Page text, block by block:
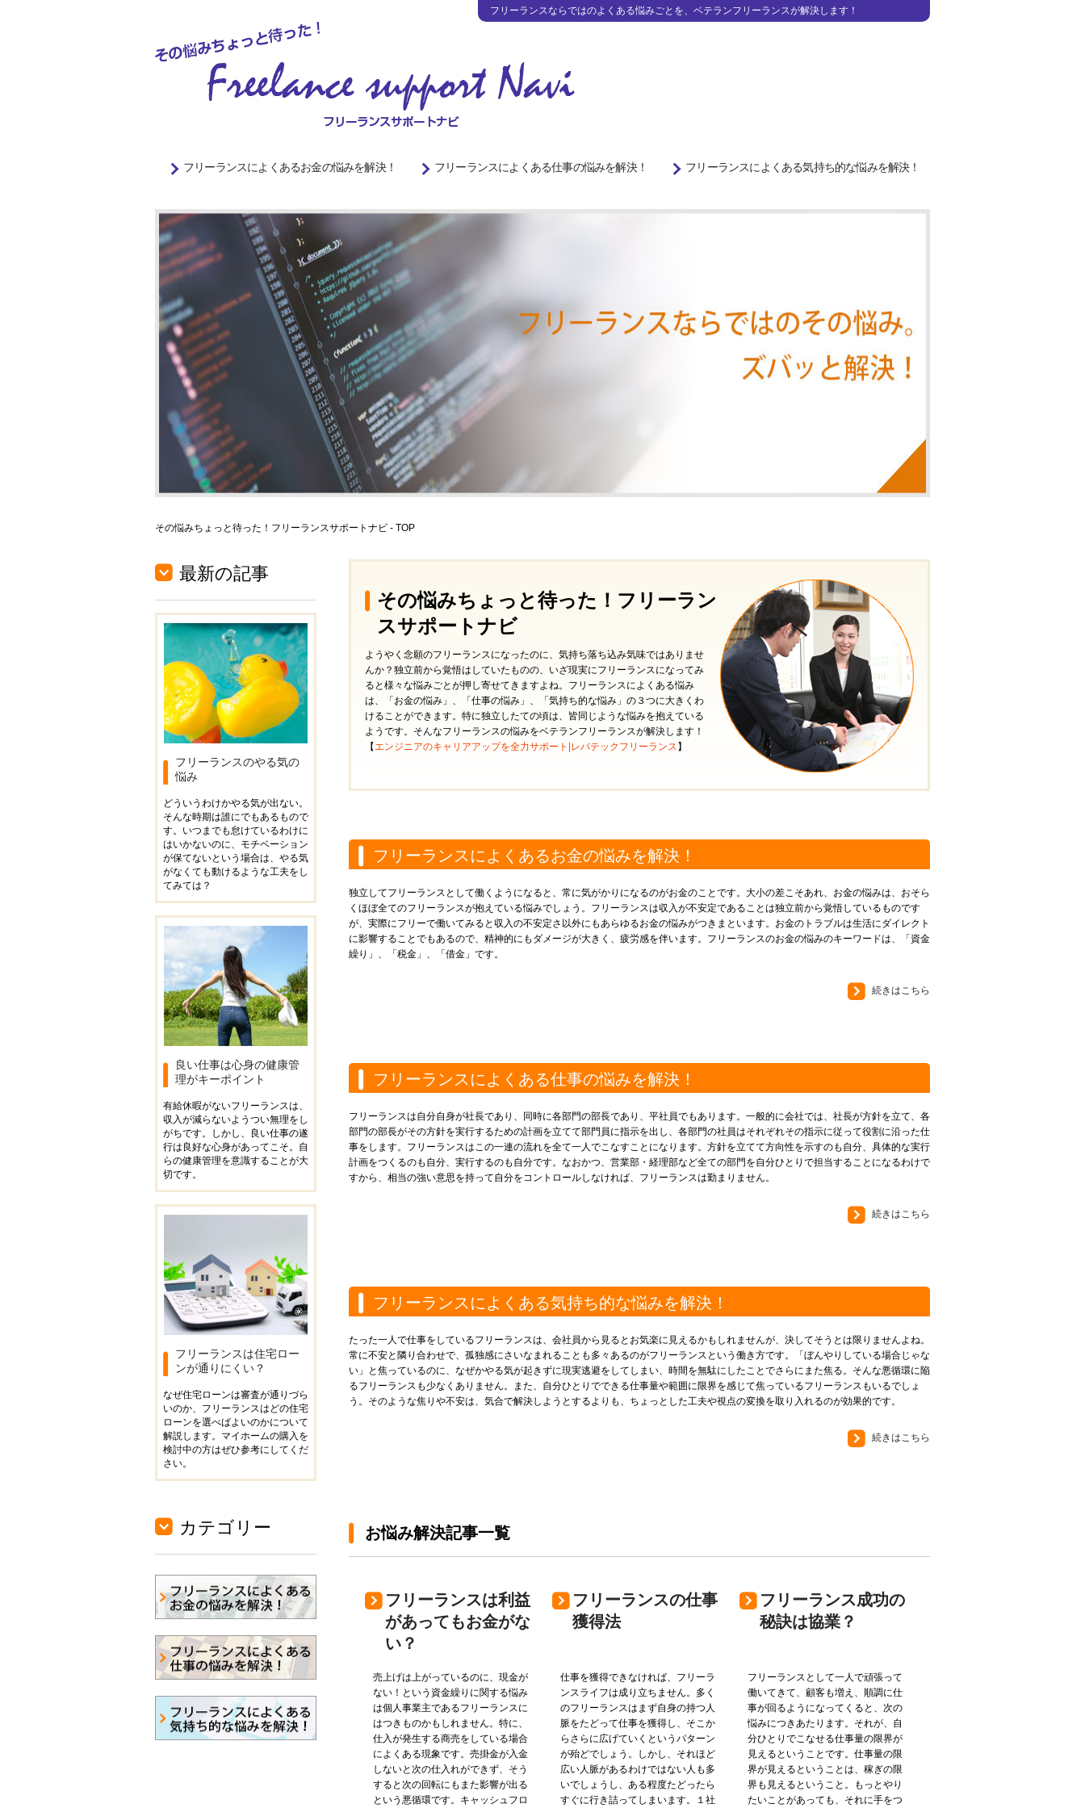
フリーランスならではのよくある悩みごとを、ベテランフリーランスが解決します！
フリーランスによくあるお金の悩みを解決！ フリーランスによくある仕事の悩みを解決！ フリーランスによくある気持ち的な悩みを解決！
その悩みちょっと待った！フリーランスサポートナビ - TOP
最新の記事
フリーランスのやる気の
悩み
どういうわけかやる気が出ない。
そんな時期は誰にでもあるもので
す。いつまでも怠けているわけに
はいかないのに、モチベーション
が保てないという場合は、やる気
がなくても動けるような工夫をし
てみては？
良い仕事は心身の健康管
理がキーポイント
有給休暇がないフリーランスは、
収入が減らないようつい無理をし
がちです。しかし、良い仕事の遂
行は良好な心身があってこそ。自
らの健康管理を意識することが大
切です。
フリーランスは住宅ロー
ンが通りにくい？
なぜ住宅ローンは審査が通りづら
いのか、フリーランスはどの住宅
ローンを選べばよいのかについて
解説します。マイホームの購入を
検討中の方はぜひ参考にしてくだ
さい。
カテゴリー
その悩みちょっと待った！フリーラン
スサポートナビ
ようやく念願のフリーランスになったのに、気持ち落ち込み気味ではありませ
んか？独立前から覚悟はしていたものの、いざ現実にフリーランスになってみ
ると様々な悩みごとが押し寄せてきますよね。フリーランスによくある悩み
は、「お金の悩み」、「仕事の悩み」、「気持ち的な悩み」の３つに大きくわ
けることができます。特に独立したての頃は、皆同じような悩みを抱えている
ようです。そんなフリーランスの悩みをベテランフリーランスが解決します！
【エンジニアのキャリアアップを全力サポート|レバテックフリーランス 】
フリーランスによくあるお金の悩みを解決！
独立してフリーランスとして働くようになると、常に気がかりになるのがお金のことです。大小の差こそあれ、お金の悩みは、おそら
くほぼ全てのフリーランスが抱えている悩みでしょう。フリーランスは収入が不安定であることは独立前から覚悟しているものです
が、実際にフリーで働いてみると収入の不安定さ以外にもあらゆるお金の悩みがつきまといます。お金のトラブルは生活にダイレクト
に影響することでもあるので、精神的にもダメージが大きく、疲労感を伴います。フリーランスのお金の悩みのキーワードは、「資金
繰り」、「税金」、「借金」です。
続きはこちら
フリーランスによくある仕事の悩みを解決！
フリーランスは自分自身が社長であり、同時に各部門の部長であり、平社員でもあります。一般的に会社では、社長が方針を立て、各
部門の部長がその方針を実行するための計画を立てて部門員に指示を出し、各部門の社員はそれぞれその指示に従って役割に沿った仕
事をします。フリーランスはこの一連の流れを全て一人でこなすことになります。方針を立てて方向性を示すのも自分、具体的な実行
計画をつくるのも自分、実行するのも自分です。なおかつ、営業部・経理部など全ての部門を自分ひとりで担当することになるわけで
すから、相当の強い意思を持って自分をコントロールしなければ、フリーランスは勤まりません。
続きはこちら
フリーランスによくある気持ち的な悩みを解決！
たった一人で仕事をしているフリーランスは、会社員から見るとお気楽に見えるかもしれませんが、決してそうとは限りませんよね。
常に不安と隣り合わせで、孤独感にさいなまれることも多々あるのがフリーランスという働き方です。「ぼんやりしている場合じゃな
い」と焦っているのに、なぜかやる気が起きずに現実逃避をしてしまい、時間を無駄にしたことでさらにまた焦る。そんな悪循環に陥
るフリーランスも少なくありません。また、自分ひとりでできる仕事量や範囲に限界を感じて焦っているフリーランスもいるでしょ
う。そのような焦りや不安は、気合で解決しようとするよりも、ちょっとした工夫や視点の変換を取り入れるのが効果的です。
続きはこちら
お悩み解決記事一覧
フリーランスは利益
があってもお金がな
い？
売上げは上がっているのに、現金が
ない！という資金繰りに関する悩み
は個人事業主であるフリーランスに
はつきものかもしれません。特に、
仕入が発生する商売をしている場合
によくある現象です。売掛金が入金
しないと次の仕入れができず、そう
すると次の回転にもまた影響が出る
という悪循環です。キャッシュフロ
フリーランスの仕事
獲得法
仕事を獲得できなければ、フリーラ
ンスライフは成り立ちません。多く
のフリーランスはまず自身の持つ人
脈をたどって仕事を獲得し、そこか
らさらに広げていくというパターン
が殆どでしょう。しかし、それほど
広い人脈があるわけではない人も多
いでしょうし、ある程度たどったら
すぐに行き詰ってしまいます。１社
フリーランス成功の
秘訣は協業？
フリーランスとして一人で頑張って
働いてきて、顧客も増え、順調に仕
事が回るようになってくると、次の
悩みにつきあたります。それが、自
分ひとりでこなせる仕事量の限界が
見えるということです。仕事量の限
界が見えるということは、稼ぎの限
界も見えるということ。もっとやり
たいことがあっても、それに手をつ